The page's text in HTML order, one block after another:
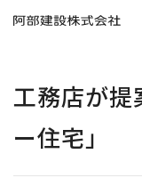
工務店が提
ー住宅」